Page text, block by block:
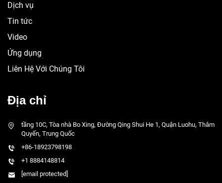
Dịch vụ
Tin tức
Video
Ứng dụng
Liên Hệ Với Chúng Tôi
Địa chỉ
tầng 10C, Tòa nhà Bo Xing, Đường Qing Shui He 1, Quận Luohu, Thâm
Quyến, Trung Quốc
+86-18923798198
+1 8884148814
[email protected]